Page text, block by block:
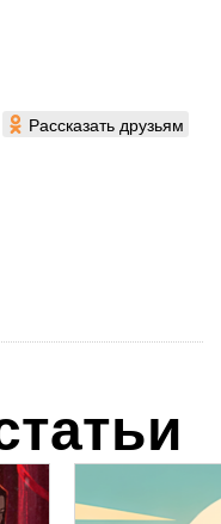
Рассказать друзьям